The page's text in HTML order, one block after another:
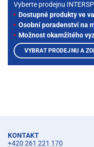
Vyberte prodejnu
Dostupné produkty ve
Osobní poradenství na
Možnost okamžitého
KONTAKT
+420 261 221 170